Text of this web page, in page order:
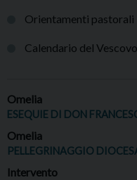
Orientamenti pastorali
Calendario del Vescovo
Omelia
ESEQUIE DI DON
Omelia
PELLEGRINAGGIO
Intervento